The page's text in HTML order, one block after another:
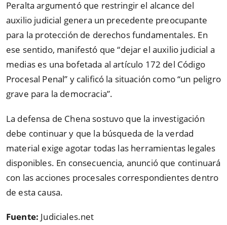
Peralta argumentó que restringir el alcance del
auxilio judicial genera un precedente preocupante
para la protección de derechos fundamentales. En
ese sentido, manifestó que“dejar el auxilio judicial a
medias es una bofetada al artículo 172 del Código
Procesal Penal” y calificó la situación como“un peligro
grave para la democracia”.
La defensa de Chena sostuvo que la investigación
debe continuar y que la búsqueda de la verdad
material exige agotar todas las herramientas legales
disponibles. En consecuencia, anunció que continuará
con las acciones procesales correspondientes dentro
de esta causa.
Fuente: Judiciales.net